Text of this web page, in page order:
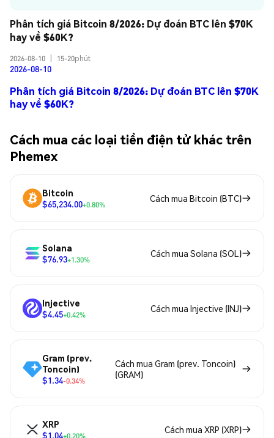
Phân tích giá Bitcoin 8/2026: Dự đoán BTC lên $70K
hay về $60K?
2026-08-10 15-20phút
2026-08-10
Phân tích giá Bitcoin 8/2026: Dự đoán BTC lên $70K
hay về $60K?
Cách mua các loại tiền điện tử khác trên
Phemex
Bitcoin
$65,234.00+0.80%
Cách mua Bitcoin (BTC)
Solana
$76.93+1.30%
Cách mua Solana (SOL)
Injective
$4.45+0.42%
Cách mua Injective (INJ)
Gram (prev.
Toncoin)
$1.34-0.34%
Cách mua Gram (prev. Toncoin)
(GRAM)
XRP
$1.04+0.20%
Cách mua XRP (XRP)